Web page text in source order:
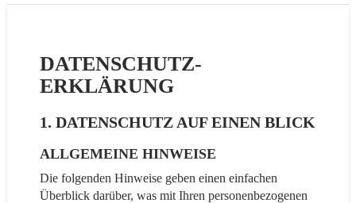
DATENSCHUTZ­
ERKLÄRUNG
1. DATENSCHUTZ AUF EINEN BLICK
ALLGEMEINE HINWEISE
Die folgenden Hinweise geben einen einfachen
Überblick darüber, was mit Ihren personenbezogenen